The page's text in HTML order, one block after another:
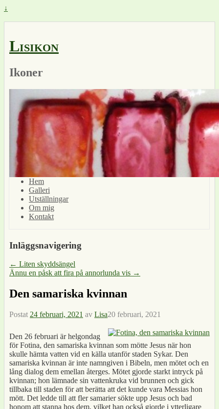
↓
Lisikon
Ikoner
Hem
Galleri
Utställningar
Om mig
Kontakt
Inläggsnavigering
← Liten skyddsängel
Ännu en påsk att fira på annorlunda vis →
Den samariska kvinnan
Postat 24 februari, 2021 av Lisa20 februari, 2021
Den 26 februari är helgondag
för Fotina, den samariska kvinnan som mötte Jesus när hon
skulle hämta vatten vid en källa utanför staden Sykar. Den
samariska kvinnan är inte namngiven i Bibeln, men mötet och en
lång dialog dem emellan återges. Mötet gjorde starkt intryck på
kvinnan; hon lämnade sin vattenkruka vid brunnen och gick
tillbaka till staden för att berätta att det kunde vara Messias hon
mött. Det ledde till att fler samarier sökte upp Jesus och bad
honom att stanna hos dem, vilket han också gjorde i ytterligare